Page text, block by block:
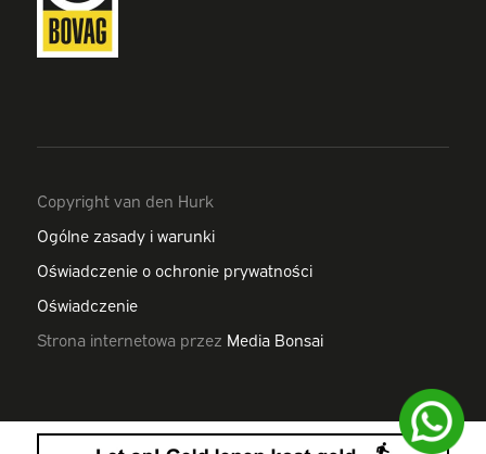
Copyright van den Hurk
Ogólne zasady i warunki
Oświadczenie o ochronie prywatności
Oświadczenie
Strona internetowa przez Media Bonsai